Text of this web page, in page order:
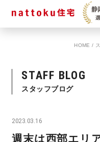
ショールーム
スタッフブログ
HOME /
STAFF BLOG
スタッフブログ
2023.03.16
週末は西部エリ